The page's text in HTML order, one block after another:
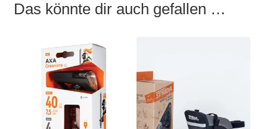
Das könnte dir auch gefallen …